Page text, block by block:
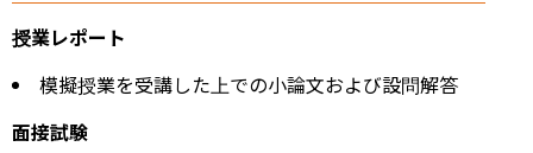
授業レポート
模擬授業を受講した上での小論文および設問解答
面接試験